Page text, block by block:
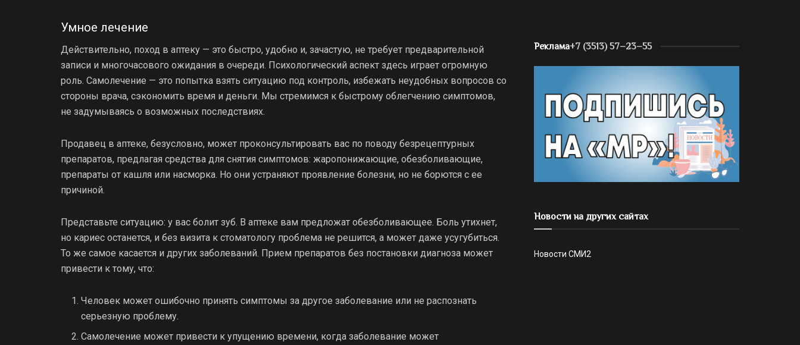
Умное лечение
Действительно, поход в аптеку — это быстро, удобно и, зачастую, не требует предварительной
записи и многочасового ожидания в очереди. Психологический аспект здесь играет огромную
роль. Самолечение — это попытка взять ситуацию под контроль, избежать неудобных вопросов со
стороны врача, сэкономить время и деньги. Мы стремимся к быстрому облегчению симптомов,
не задумываясь о возможных последствиях.
Продавец в аптеке, безусловно, может проконсультировать вас по поводу безрецептурных
препаратов, предлагая средства для снятия симптомов: жаропонижающие, обезболивающие,
препараты от кашля или насморка. Но они устраняют проявление болезни, но не борются с ее
причиной.
Представьте ситуацию: у вас болит зуб. В аптеке вам предложат обезболивающее. Боль утихнет,
но кариес останется, и без визита к стоматологу проблема не решится, а может даже усугубиться.
То же самое касается и других заболеваний. Прием препаратов без постановки диагноза может
привести к тому, что:
Человек может ошибочно принять симптомы за другое заболевание или не распознать
серьезную проблему.
Самолечение может привести к упущению времени, когда заболевание может
Реклама+7 (3513) 57–23–55
Новости на других сайтах
Новости СМИ2